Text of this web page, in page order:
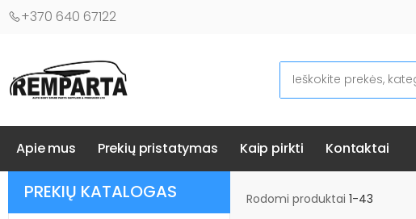
+370 640 67122
Ieškoti
Apie mus Prekių pristatymas Kaip pirkti Kontaktai
PREKIŲ KATALOGAS Rodomi produktai 1-43